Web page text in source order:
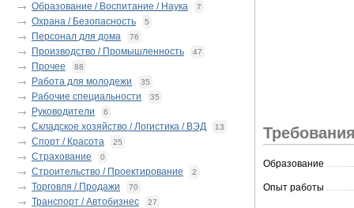
Образование / Воспитание / Наука 7
Охрана / Безопасность 5
Персонал для дома 76
Производство / Промышленность 47
Прочее 88
Работа для молодежи 35
Рабочие специальности 35
Руководители 6
Складское хозяйство / Логистика / ВЭД 13
Спорт / Красота 25
Страхование 0
Строительство / Проектирование 2
Торговля / Продажи 70
Транспорт / Автобизнес 27
Образование
Опыт работы